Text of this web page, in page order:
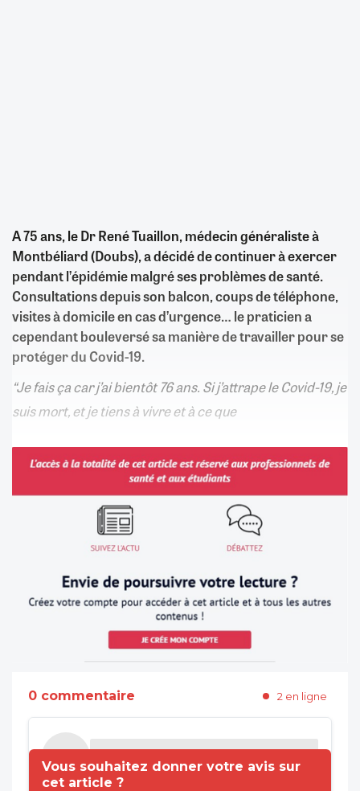
A 75 ans, le Dr René Tuaillon, médecin généraliste à
Montbéliard (Doubs), a décidé de continuer à exercer
pendant l’épidémie malgré ses problèmes de santé.
Consultations depuis son balcon, coups de téléphone,
visites à domicile en cas d’urgence… le praticien a
cependant bouleversé sa manière de travailler pour se
protéger du Covid-19.
“Je fais ça car j’ai bientôt 76 ans. Si j’attrape le Covid-19, je
suis mort, et je tiens à vivre et à ce que
0 commentaire 2 en ligne
Vous souhaitez donner votre avis sur
cet article ?